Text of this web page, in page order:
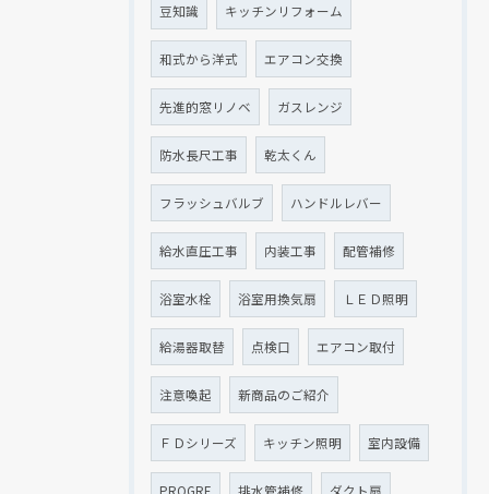
豆知識 キッチンリフォーム
和式から洋式 エアコン交換
先進的窓リノベ ガスレンジ
防水長尺工事 乾太くん
フラッシュバルブ ハンドルレバー
給水直圧工事 内装工事 配管補修
浴室水栓 浴室用換気扇 ＬＥＤ照明
給湯器取替 点検口 エアコン取付
注意喚起 新商品のご紹介
ＦＤシリーズ キッチン照明 室内設備
PROGRE 排水管補修 ダクト扇